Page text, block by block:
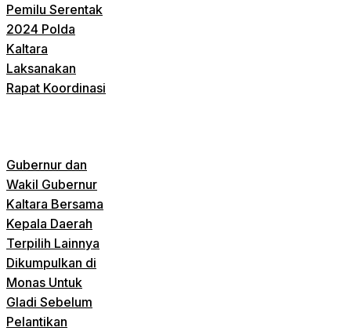
Pemilu Serentak
2024 Polda
Kaltara
Laksanakan
Rapat Koordinasi
Gubernur dan
Wakil Gubernur
Kaltara Bersama
Kepala Daerah
Terpilih Lainnya
Dikumpulkan di
Monas Untuk
Gladi Sebelum
Pelantikan